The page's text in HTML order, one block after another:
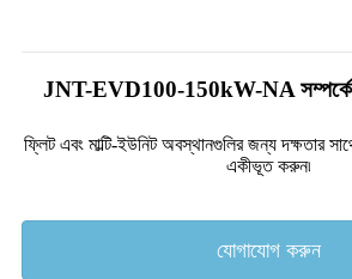
JNT-EVD100-150kW-NA সম্পর্কে
ফ্লিট এবং মাল্টি-ইউনিট অবস্থানগুলির জন্য দক্ষতার
একীভূত করুন৷
যোগাযোগ করুন